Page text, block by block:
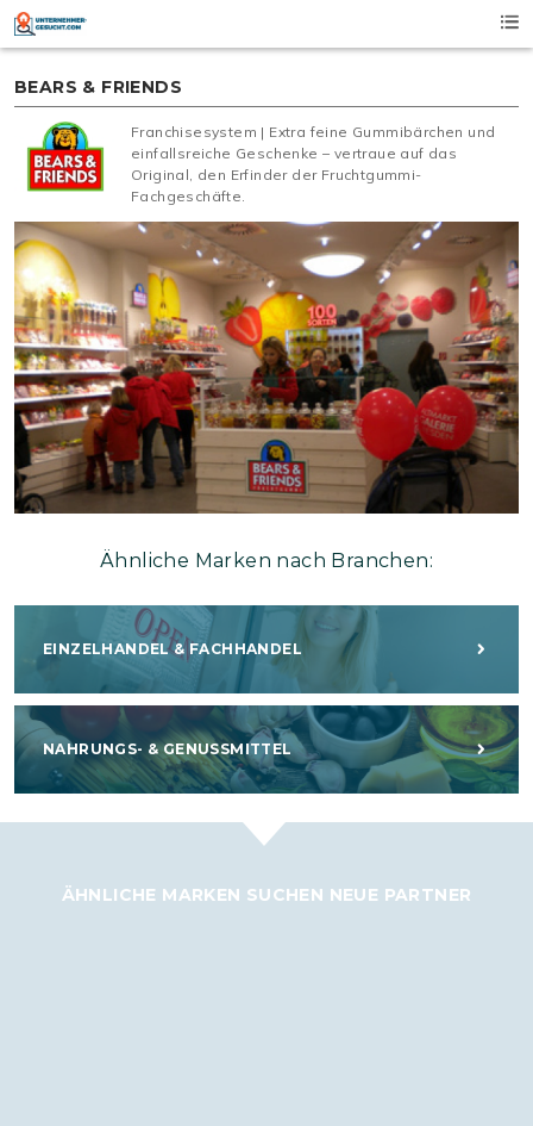
Skip
content
BEARS & FRIENDS
Franchisesystem | Extra feine Gummibärchen und
einfallsreiche Geschenke – vertraue auf das
Original, den Erfinder der Fruchtgummi-
Fachgeschäfte.
Ähnliche Marken nach Branchen:
EINZELHANDEL & FACHHANDEL
NAHRUNGS- & GENUSSMITTEL
ÄHNLICHE MARKEN SUCHEN NEUE PARTNER